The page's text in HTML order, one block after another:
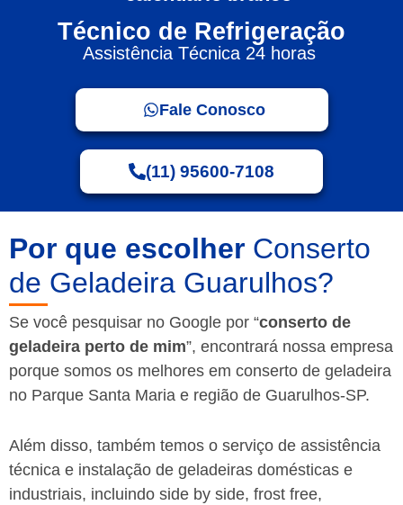
Técnico de Refrigeração
Assistência Técnica 24 horas
Fale Conosco
(11) 95600-7108
Por que escolher Conserto
de Geladeira Guarulhos?
Se você pesquisar no Google por “conserto de
geladeira perto de mim”, encontrará nossa empresa
porque somos os melhores em conserto de geladeira
no Parque Santa Maria e região de Guarulhos-SP.
Além disso, também temos o serviço de assistência
técnica e instalação de geladeiras domésticas e
industriais, incluindo side by side, frost free,